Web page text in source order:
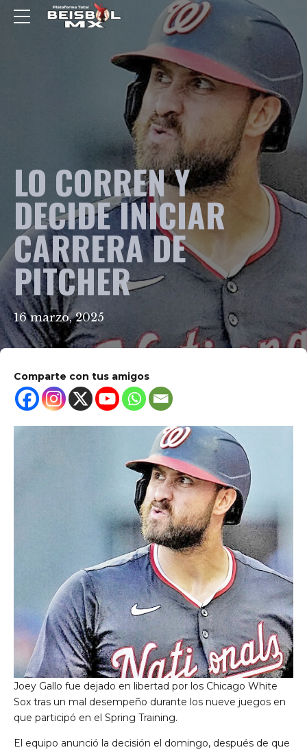
LO CORREN Y
DECIDE INICIAR
CARRERA DE
PITCHER
16 marzo, 2025
Comparte con tus amigos
Joey Gallo fue dejado en libertad por los Chicago White
Sox tras un mal desempeño durante los nueve juegos en
que participó en el Spring Training.
El equipo anunció la decisión el domingo, después de que